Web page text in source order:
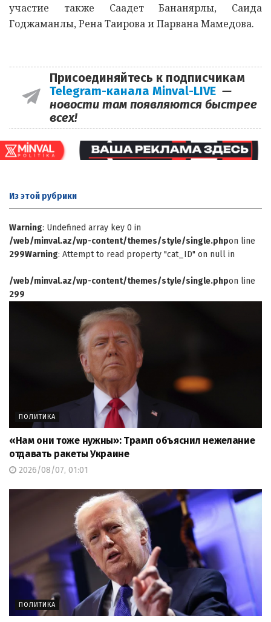
участие также Саадет Бананярлы, Саида
Годжаманлы, Рена Таирова и Парвана Мамедова.
Присоединяйтесь к подписчикам
Telegram-канала Minval-LIVE —
новости там появляются быстрее
всех!
Из этой рубрики
Warning: Undefined array key 0 in
/web/minval.az/wp-content/themes/style/single.phpon line
299Warning: Attempt to read property "cat_ID" on null in
/web/minval.az/wp-content/themes/style/single.phpon line
299
ПОЛИТИКА
«Нам они тоже нужны»: Трамп объяснил нежелание
отдавать ракеты Украине
2026/08/07, 01:01
ПОЛИТИКА